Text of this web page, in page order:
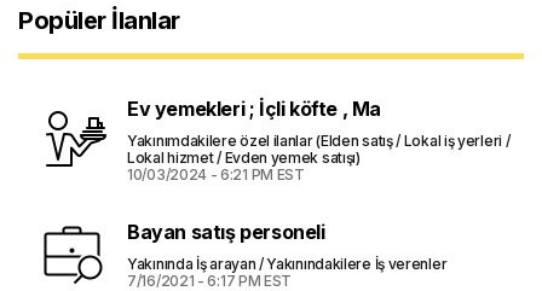
Popüler İlanlar
Ev yemekleri ; İçli köfte , Ma
Yakınımdakilere özel ilanlar (Elden satış / Lokal iş yerleri /
Lokal hizmet / Evden yemek satışı)
10/03/2024 - 6:21 PM EST
Bayan satış personeli
Yakınında İş arayan / Yakınındakilere İş verenler
7/16/2021 - 6:17 PM EST